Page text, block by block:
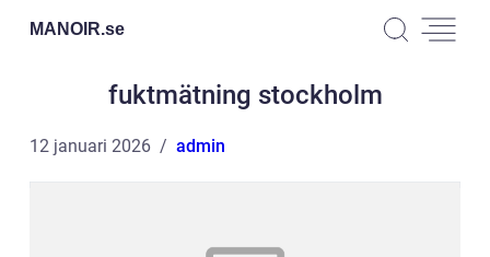
MANOIR.se
fuktmätning stockholm
12 januari 2026 admin